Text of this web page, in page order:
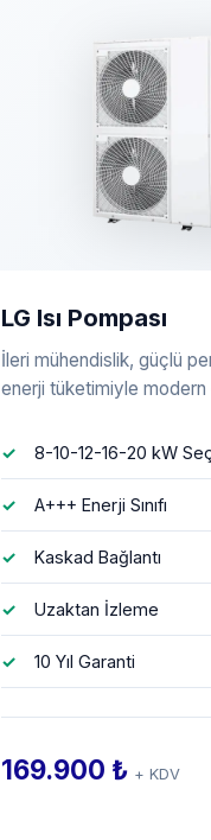
LG Isı Pompası
İleri mühendislik, güçlü
enerji tüketimiyle modern
8-10-12-16-20 kW
A+++ Enerji Sınıfı
Kaskad Bağlantı
Uzaktan İzleme
10 Yıl Garanti
169.900 ₺ + KDV